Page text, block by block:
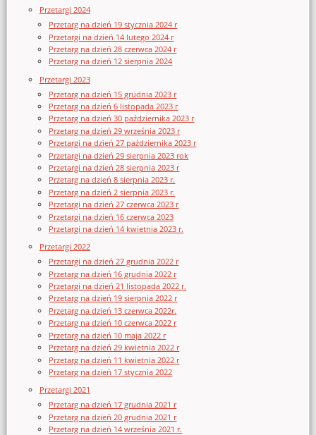
Przetargi 2024
Przetarg na dzień 19 stycznia 2024 r
Przetargi na dzień 14 lutego 2024 r
Przetarg na dzień 28 czerwca 2024 r
Przetarg na dzień 12 sierpnia 2024
Przetargi 2023
Przetarg na dzień 15 grudnia 2023 r
Przetarg na dzień 6 listopada 2023 r
Przetarg na dzień 30 października 2023 r
Przetarg na dzień 29 września 2023 r
Przetargi na dzień 27 października 2023 r
Przetargi na dzień 29 sierpnia 2023 rok
Przetargi na dzień 28 sierpnia 2023 r
Przetarg na dzień 8 sierpnia 2023 r.
Przetarg na dzień 2 sierpnia 2023 r.
Przetargi na dzień 27 czerwca 2023 r
Przetargi na dzień 16 czerwca 2023
Przetargi na dzień 14 kwietnia 2023 r.
Przetargi 2022
Przetargi na dzień 27 grudnia 2022 r
Przetarg na dzień 16 grudnia 2022 r
Przetargi na dzień 21 listopada 2022 r.
Przetarg na dzień 19 sierpnia 2022 r
Przetarg na dzień 13 czerwca 2022r.
Przetarg na dzień 10 czerwca 2022 r
Przetarg na dzień 10 maja 2022 r
Przetarg na dzień 29 kwietnia 2022 r
Przetarg na dzień 11 kwietnia 2022 r
Przetarg na dzień 17 stycznia 2022
Przetargi 2021
Przetarg na dzień 17 grudnia 2021 r
Przetarg na dzień 20 grudnia 2021 r
Przetarg na dzień 14 września 2021 r.